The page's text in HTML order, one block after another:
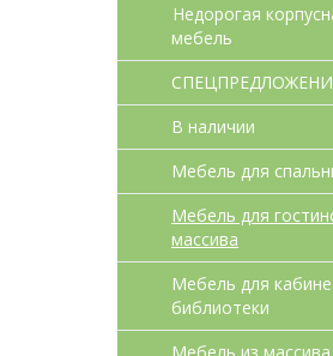
Недорогая
мебель
В наличии
Мебель для
Мебель для
массива
Мебель для
библиотеки